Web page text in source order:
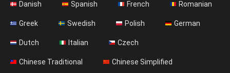
Danish Spanish French Romanian
Greek Swedish Polish German
Dutch Italian Czech
Chinese Traditional Chinese Simplified